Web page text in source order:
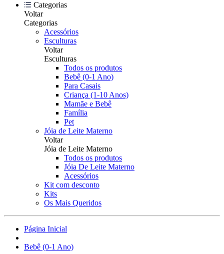
Categorias
Voltar
Categorias
Acessórios
Esculturas
Voltar
Esculturas
Todos os produtos
Bebê (0-1 Ano)
Para Casais
Criança (1-10 Anos)
Mamãe e Bebê
Família
Pet
Jóia de Leite Materno
Voltar
Jóia de Leite Materno
Todos os produtos
Jóia De Leite Materno
Acessórios
Kit com desconto
Kits
Os Mais Queridos
Página Inicial
Bebê (0-1 Ano)